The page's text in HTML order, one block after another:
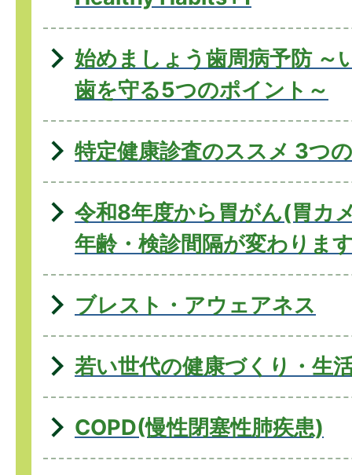
始めましょう歯周病予防 ～
歯を守る5つのポイント～
特定健康診査のススメ 3つ
令和8年度から胃がん(胃カ
年齢・検診間隔が変わりま
ブレスト・アウェアネス
若い世代の健康づくり・生
COPD(慢性閉塞性肺疾患)